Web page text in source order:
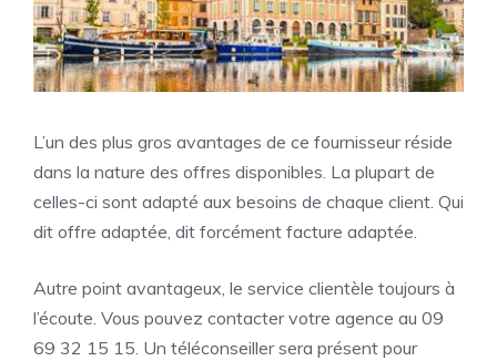
L’un des plus gros avantages de ce fournisseur réside
dans la nature des offres disponibles. La plupart de
celles-ci sont adapté aux besoins de chaque client. Qui
dit offre adaptée, dit forcément facture adaptée.
Autre point avantageux, le service clientèle toujours à
l’écoute. Vous pouvez contacter votre agence au 09
69 32 15 15. Un téléconseiller sera présent pour